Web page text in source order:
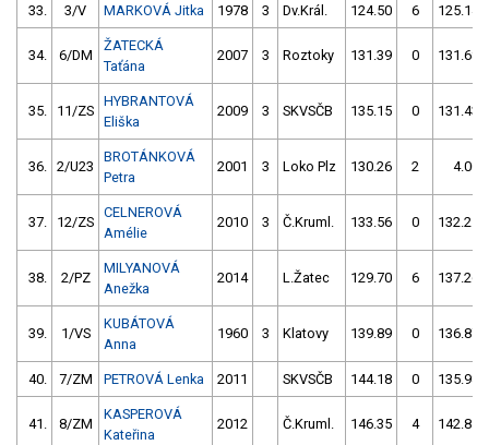
33. 3/V MARKOVÁ Jitka 1978 3 Dv.Král. 124.50 6 125.14
34. 6/DM
ŽATECKÁ
Taťána
2007 3 Roztoky 131.39 0 131.68
35. 11/ZS
HYBRANTOVÁ
Eliška
2009 3 SKVSČB 135.15 0 131.43
36. 2/U23
BROTÁNKOVÁ
Petra
2001 3 Loko Plz 130.26 2 4.00
37. 12/ZS
CELNEROVÁ
Amélie
2010 3 Č.Kruml. 133.56 0 132.25
38. 2/PZ
MILYANOVÁ
Anežka
2014 L.Žatec 129.70 6 137.26
39. 1/VS
KUBÁTOVÁ
Anna
1960 3 Klatovy 139.89 0 136.87
40. 7/ZM PETROVÁ Lenka 2011 SKVSČB 144.18 0 135.98
41. 8/ZM
KASPEROVÁ
Kateřina
2012 Č.Kruml. 146.35 4 142.85